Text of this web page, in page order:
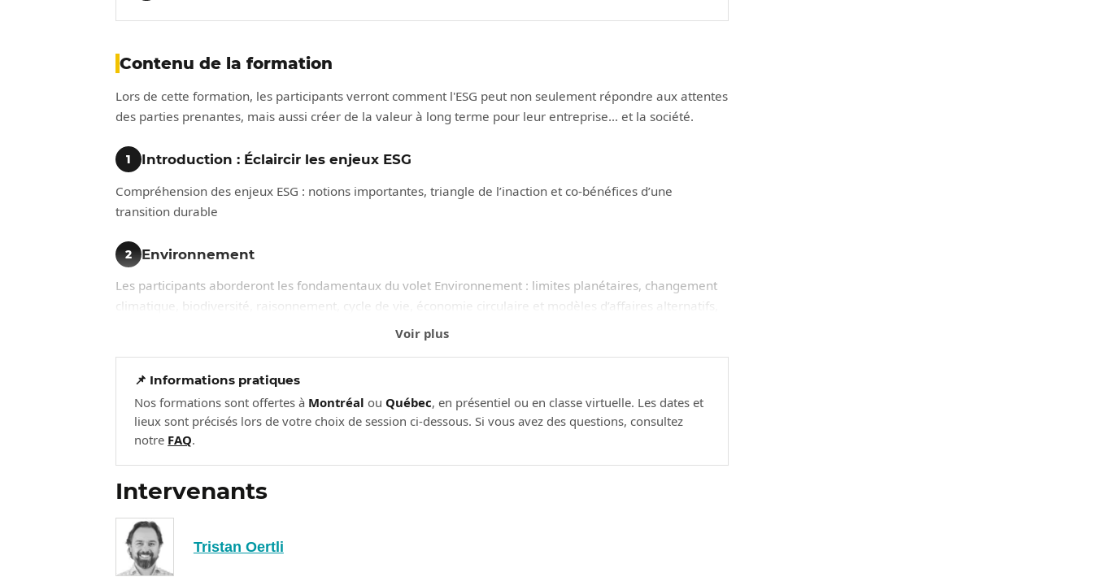
Contenu de la formation
Lors de cette formation, les participants verront comment l'ESG peut non seulement répondre aux attentes
des parties prenantes, mais aussi créer de la valeur à long terme pour leur entreprise… et la société.
1
Introduction : Éclaircir les enjeux ESG
Compréhension des enjeux ESG : notions importantes, triangle de l’inaction et co-bénéfices d’une
transition durable
2
Environnement
Les participants aborderont les fondamentaux du volet Environnement : limites planétaires, changement
climatique, biodiversité, raisonnement, cycle de vie, économie circulaire et modèles d’affaires alternatifs,
conformité réglementaire et cadres de normalisation. Des exemples inspirants d’entreprises ayant engagé
leur transition durable seront partagés pour alimenter la réflexion.
Social
Les participants verront les fondamentaux du Social : les pratiques de travail équitables, la promotion de
la diversité, l’équité et de l'inclusion, le respect des droits de l'homme, l'engagement communautaire, et le
bien-être des employés, incluant la notion de numérique responsable. Des exemples inspirants
d’entreprises ayant engagé des initiatives sociales seront partagés pour alimenter la réflexion.
Gouvernance
Dans ce troisième volet, il sera question du volet le moins connu: la Gouvernance. Nous aborderons des
Voir plus
📌 Informations pratiques
Nos formations sont offertes à Montréal ou Québec, en présentiel ou en classe virtuelle. Les dates et
lieux sont précisés lors de votre choix de session ci-dessous. Si vous avez des questions, consultez
notre FAQ.
Intervenants
Tristan Oertli